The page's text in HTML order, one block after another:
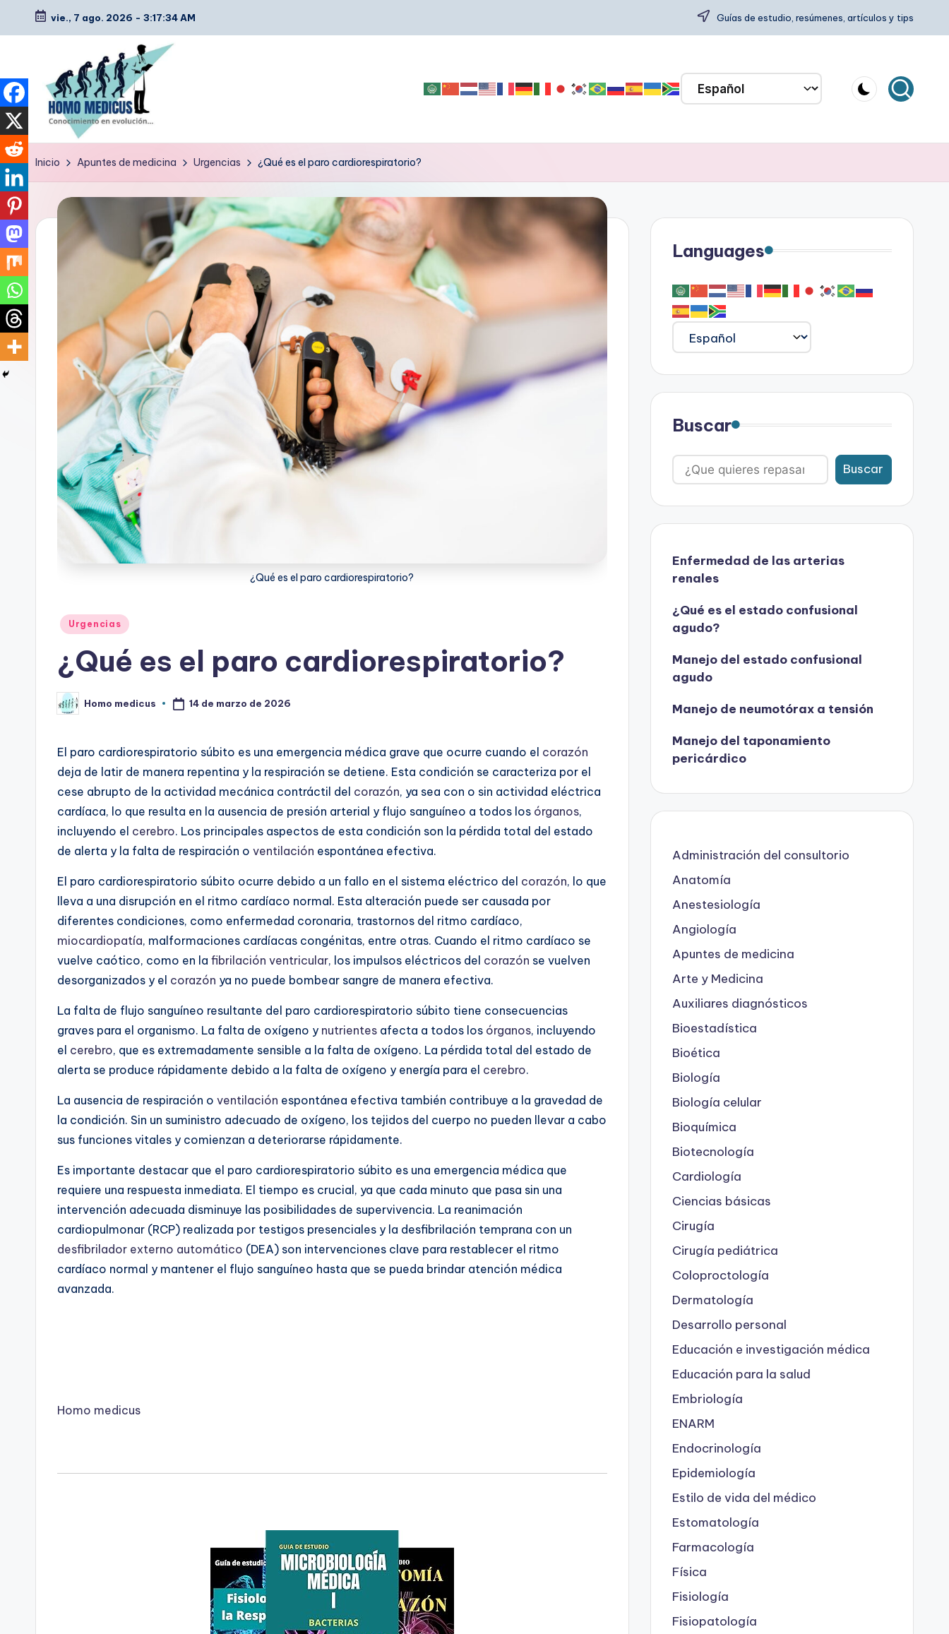
Saltar
contenido
vie., 7 ago. 2026 - 3:17:35 AM Guías de estudio, resúmenes, artículos y tips
H
o
m
m
Guías
estudio,
resúmenes,
artículos
Inicio Apuntes de medicina Urgencias ¿Qué es el paro cardiorespiratorio?
¿Qué es el paro cardiorespiratorio?
Publicado
Urgencias
¿Qué es el paro cardiorespiratorio?
Publicado
por
Homo medicus 14 de marzo de 2026
El paro cardiorespiratorio súbito es una emergencia médica grave que ocurre cuando el corazón
deja de latir de manera repentina y la respiración se detiene. Esta condición se caracteriza por el
cese abrupto de la actividad mecánica contráctil del corazón, ya sea con o sin actividad eléctrica
cardíaca, lo que resulta en la ausencia de presión arterial y flujo sanguíneo a todos los órganos,
incluyendo el cerebro. Los principales aspectos de esta condición son la pérdida total del estado
de alerta y la falta de respiración o ventilación espontánea efectiva.
El paro cardiorespiratorio súbito ocurre debido a un fallo en el sistema eléctrico del corazón, lo que
lleva a una disrupción en el ritmo cardíaco normal. Esta alteración puede ser causada por
diferentes condiciones, como enfermedad coronaria, trastornos del ritmo cardíaco,
miocardiopatía, malformaciones cardíacas congénitas, entre otras. Cuando el ritmo cardíaco se
vuelve caótico, como en la fibrilación ventricular, los impulsos eléctricos del corazón se vuelven
desorganizados y el corazón ya no puede bombear sangre de manera efectiva.
La falta de flujo sanguíneo resultante del paro cardiorespiratorio súbito tiene consecuencias
graves para el organismo. La falta de oxígeno y nutrientes afecta a todos los órganos, incluyendo
el cerebro, que es extremadamente sensible a la falta de oxígeno. La pérdida total del estado de
alerta se produce rápidamente debido a la falta de oxígeno y energía para el cerebro.
La ausencia de respiración o ventilación espontánea efectiva también contribuye a la gravedad de
la condición. Sin un suministro adecuado de oxígeno, los tejidos del cuerpo no pueden llevar a cabo
sus funciones vitales y comienzan a deteriorarse rápidamente.
Es importante destacar que el paro cardiorespiratorio súbito es una emergencia médica que
requiere una respuesta inmediata. El tiempo es crucial, ya que cada minuto que pasa sin una
intervención adecuada disminuye las posibilidades de supervivencia. La reanimación
cardiopulmonar (RCP) realizada por testigos presenciales y la desfibrilación temprana con un
desfibrilador externo automático (DEA) son intervenciones clave para restablecer el ritmo
cardíaco normal y mantener el flujo sanguíneo hasta que se pueda brindar atención médica
avanzada.
Homo medicus
Languages
Buscar
Buscar
Enfermedad de las arterias
renales
¿Qué es el estado confusional
agudo?
Manejo del estado confusional
agudo
Manejo de neumotórax a tensión
Manejo del taponamiento
pericárdico
Administración del consultorio
Anatomía
Anestesiología
Angiología
Apuntes de medicina
Arte y Medicina
Auxiliares diagnósticos
Bioestadística
Bioética
Biología
Biología celular
Bioquímica
Biotecnología
Cardiología
Ciencias básicas
Cirugía
Cirugía pediátrica
Coloproctología
Dermatología
Desarrollo personal
Educación e investigación médica
Educación para la salud
Embriología
ENARM
Endocrinología
Epidemiología
Estilo de vida del médico
Estomatología
Farmacología
Física
Fisiología
Fisiopatología